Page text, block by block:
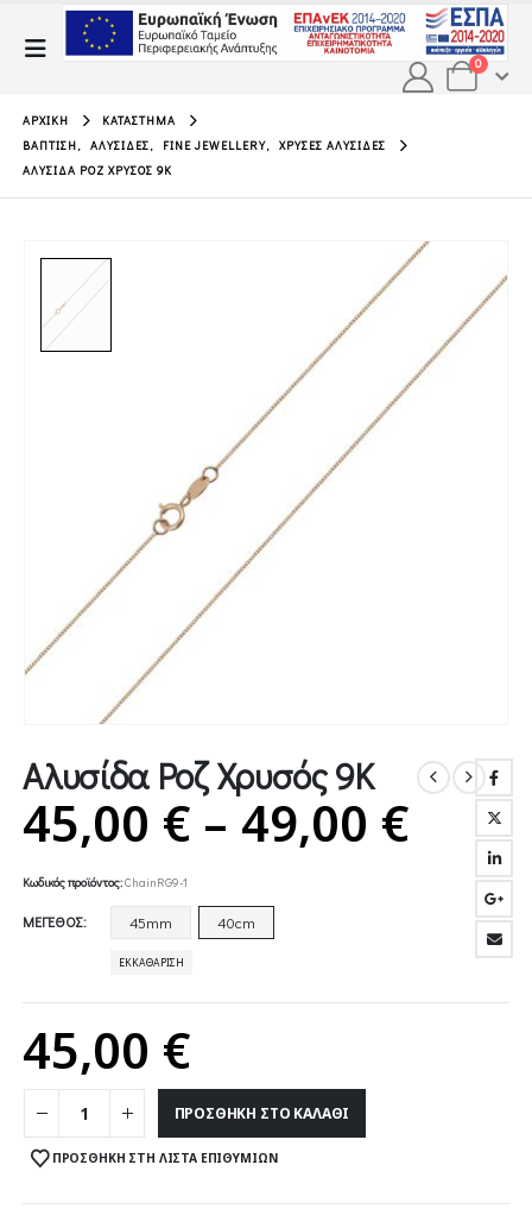
0
ΑΡΧΙΚΉ
ΚΑΤΆΣΤΗΜΑ
ΒΆΠΤΙΣΗ, ΑΛΥΣΊΔΕΣ, FINE JEWELLERY,
ΧΡΥΣΈΣ ΑΛΥΣΊΔΕΣ
ΑΛΥΣΊΔΑ ΡΟΖ ΧΡΥΣΌΣ 9Κ
Αλυσίδα Ροζ Χρυσός 9Κ
45,00 € – 49,00 €Price
Κωδικός προϊόντος:ChainRG9-1
ΜΈΓΕΘΟΣ 45mm 40cm
ΕΚΚΑΘΆΡΙΣΗ
45,00 €
ΠΡΟΣΘΉΚΗ ΣΤΟ ΚΑΛΆΘΙ
ΠΡΟΣΘΉΚΗ ΣΤΗ ΛΊΣΤΑ ΕΠΙΘΥΜΙΏΝ